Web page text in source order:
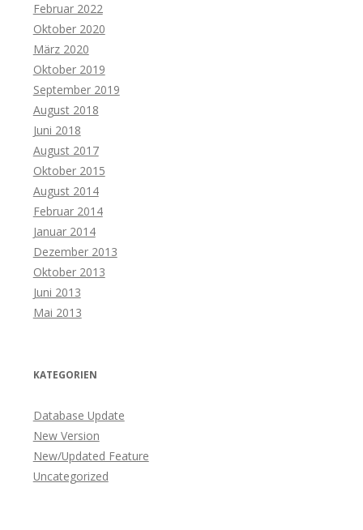
Februar 2022
Oktober 2020
März 2020
Oktober 2019
September 2019
August 2018
Juni 2018
August 2017
Oktober 2015
August 2014
Februar 2014
Januar 2014
Dezember 2013
Oktober 2013
Juni 2013
Mai 2013
KATEGORIEN
Database Update
New Version
New/Updated Feature
Uncategorized